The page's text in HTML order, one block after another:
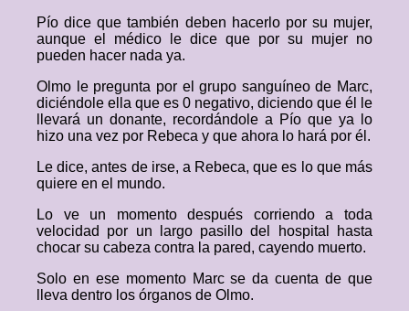
Pío dice que también deben hacerlo por su mujer,
aunque el médico le dice que por su mujer no
pueden hacer nada ya.
Olmo le pregunta por el grupo sanguíneo de Marc,
diciéndole ella que es 0 negativo, diciendo que él le
llevará un donante, recordándole a Pío que ya lo
hizo una vez por Rebeca y que ahora lo hará por él.
Le dice, antes de irse, a Rebeca, que es lo que más
quiere en el mundo.
Lo ve un momento después corriendo a toda
velocidad por un largo pasillo del hospital hasta
chocar su cabeza contra la pared, cayendo muerto.
Solo en ese momento Marc se da cuenta de que
lleva dentro los órganos de Olmo.